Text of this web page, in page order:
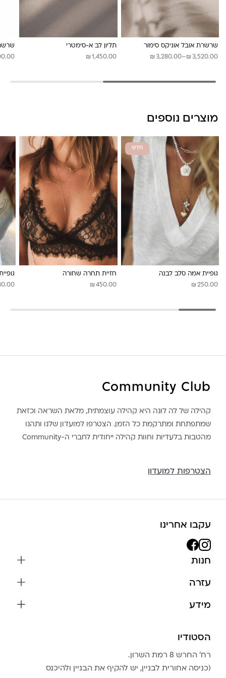
שרשרת אובל אוניקס סימור
₪ 3,280.00–₪ 3,520.00
טווח
עד
תליון לב א-סימטרי
₪ 1,450.00
מוצרים נוספים
חדש
גופיית אמה סלב לבנה
₪ 250.00
חזיית תחרה שחורה
₪ 450.00
Community Club
קהילה של לה לונה היא קהילה עוצמתית, מלאת השראה וכזאת
שמתפתחת ומתרקמת כל הזמן. הצטרפו למועדון שלנו ותהנו
מהטבות בלעדיות וחוות קהילה ייחודית לחברי ה-Community
הצטרפות למועדון
עקבו אחרינו
חנות
צמידים
בגדים
אביזרים
גברים
עזרה
מידע
שמירה על התכשיטים
הצהרת נגישות
טבלת מידות טבעות
הסטודיו
רח׳ החרש 8 רמת השרון.
(כניסה אחורית לבניין, יש להקיף את הבניין ולהיכנס